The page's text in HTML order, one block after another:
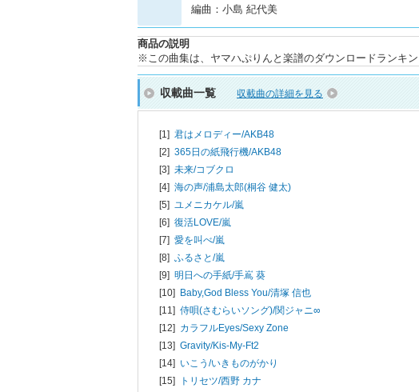
編曲：小島 紀代美
商品の説明
※この曲集は、ヤマハぷりんと楽譜のダウンロードランキ
収載曲一覧 収載曲の詳細を見る
[1] 君はメロディー/AKB48
[2] 365日の紙飛行機/AKB48
[3] 未来/コブクロ
[4] 海の声/浦島太郎(桐谷 健太)
[5] ユメニカケル/嵐
[6] 復活LOVE/嵐
[7] 愛を叫べ/嵐
[8] ふるさと/嵐
[9] 明日への手紙/手嶌 葵
[10] Baby,God Bless You/清塚 信也
[11] 侍唄(さむらいソング)/関ジャニ∞
[12] カラフルEyes/Sexy Zone
[13] Gravity/Kis-My-Ft2
[14] いこう/いきものがかり
[15]
トリセツ/西野 カナ